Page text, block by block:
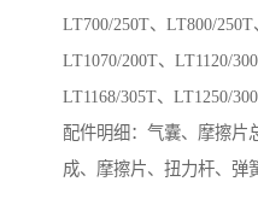
LT700/250T、LT800/250T
LT1070/200T、LT1120/
LT1168/305T、LT1250/
配件明细：气囊、摩擦片
成、摩擦片、扭力杆、弹